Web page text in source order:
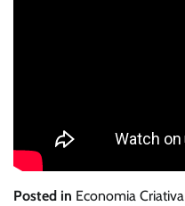
Posted in Economia Criativa